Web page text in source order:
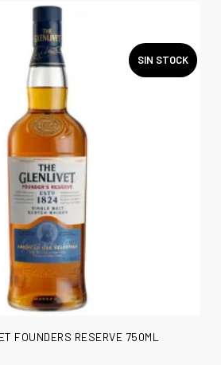
SIN STOCK
LEER MÁS
FOUNDERS RESERVE 750ML